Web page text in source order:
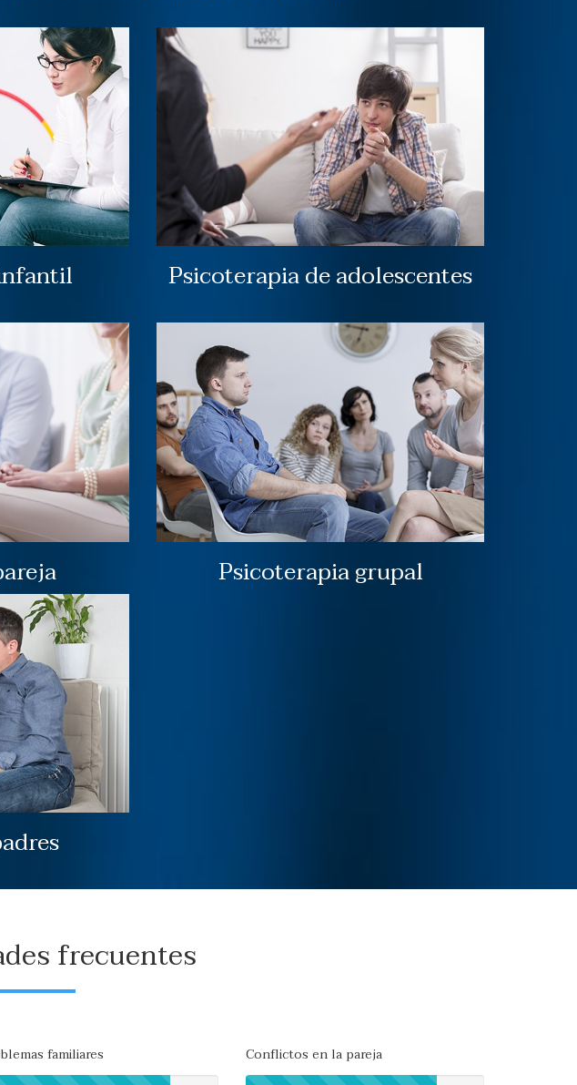
Psicoterapia de adolescentes
Psicoterapia grupal
frecuentes
familiares Conflictos en la pareja